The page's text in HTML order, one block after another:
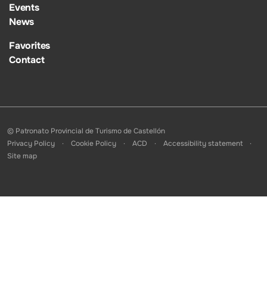
Events
News
Favorites
Contact
© Patronato Provincial de Turismo de Castellón
Privacy Policy
Cookie Policy ACD
Accessibility statement
Site map